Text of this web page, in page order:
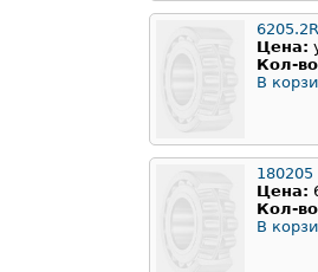
Цена:
Кол-
В
180205
Цена:
Кол-
В